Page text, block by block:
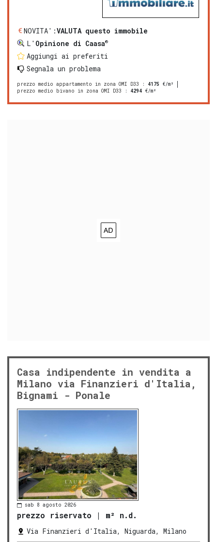
NOVITA':VALUTA questo immobile
L' Opinione di Caasa®
Aggiungi ai preferiti
Segnala un problema
prezzo medio appartamento in zona OMI D33 : 4175 €/m²
prezzo medio bivano in zona OMI D33 : 4294 €/m²
Casa indipendente in vendita a
Milano via Finanzieri d'Italia,
Bignami - Ponale
sab 8 agosto 2026
prezzo riservato | m² n.d.
Via Finanzieri d'Italia, Niguarda, Milano